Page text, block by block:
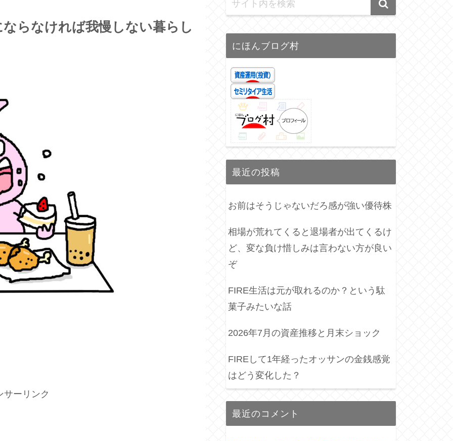
らなければ我慢しない暮らし
サーリンク
にほんブログ村
最近の投稿
お前はそうじゃないだろ感が強い優待株
相場が荒れてくると退場者が出てくるけ
ど、変な負け惜しみは言わない方が良い
ぞ
FIRE生活は元が取れるのか？という駄
菓子みたいな話
2026年7月の資産推移と月末ショック
FIREして1年経ったオッサンの金銭感覚
はどう変化した？
最近のコメント